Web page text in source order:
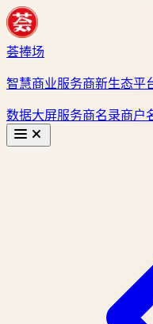
荟捧场
智慧商业服务商新生态平
数据大屏服务商名录商户